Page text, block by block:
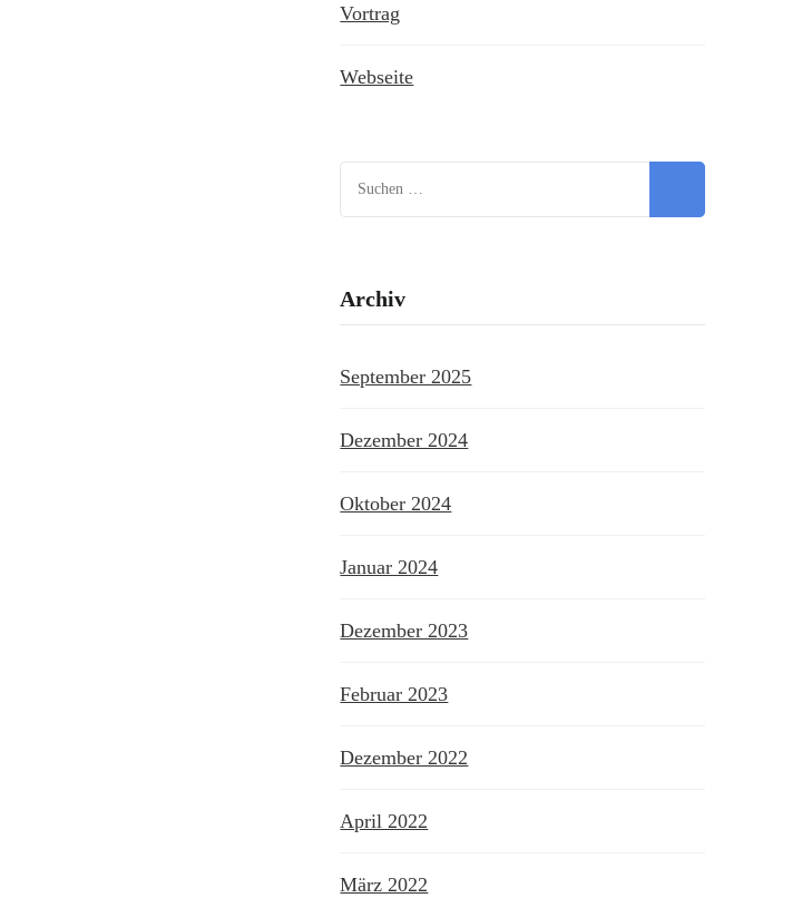
Vortrag
Webseite
Suchen
nach:
Archiv
September 2025
Dezember 2024
Oktober 2024
Januar 2024
Dezember 2023
Februar 2023
Dezember 2022
April 2022
März 2022